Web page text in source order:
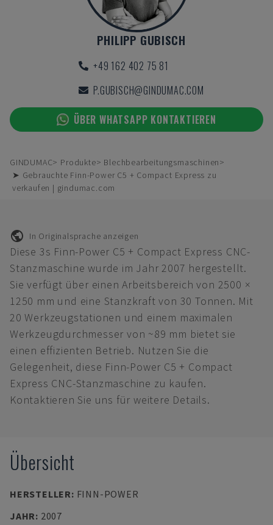
PHILIPP GUBISCH
+49 162 402 75 81
P.GUBISCH@GINDUMAC.COM
ÜBER WHATSAPP KONTAKTIEREN
GINDUMAC Produkte
Blechbearbeitungsmaschinen
➤ Gebrauchte Finn-Power C5 + Compact Express zu
verkaufen | gindumac.com
In Originalsprache anzeigen
Diese 3s Finn-Power C5 + Compact Express CNC-
Stanzmaschine wurde im Jahr 2007 hergestellt.
Sie verfügt über einen Arbeitsbereich von 2500 ×
1250 mm und eine Stanzkraft von 30 Tonnen. Mit
20 Werkzeugstationen und einem maximalen
Werkzeugdurchmesser von ~89 mm bietet sie
einen effizienten Betrieb. Nutzen Sie die
Gelegenheit, diese Finn-Power C5 + Compact
Express CNC-Stanzmaschine zu kaufen.
Kontaktieren Sie uns für weitere Details.
Übersicht
HERSTELLER: FINN-POWER
JAHR: 2007